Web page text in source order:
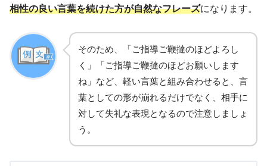
相性の良い言葉を続けた方が自然なフレーズになります。
そのため、「ご指導ご鞭撻のほどよろし
く」「ご指導ご鞭撻のほどお願いします
ね」など、軽い言葉と組み合わせると、言
葉としての形が崩れるだけでなく、相手に
対して失礼な表現となるので注意しましょ
う。